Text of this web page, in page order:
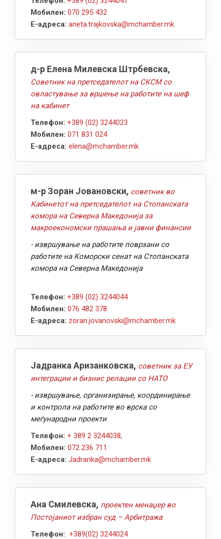
Мобилен: 070 295 432
Е-адреса: aneta.trajkovska@mchamber.mk
д-р Елена Милевска Штрбевска,
Советник на претседателот на СКСМ со
овластување за вршење на работите на шеф
на кабинет
Телефон: +389 (02) 3244023
Мобилен: 071 831 024
Е-адреса: elena@mchamber.mk
м-р Зоран Јовановски, советник во
Кабинетот на претседателот на Стопанската
комора на Северна Македонија за
макроекономски прашања и јавни финансии
- извршување на работите поврзани со
работите на Коморски сенат на Стопанската
комора на Северна Македонија
Телефон: +389 (02) 3244044
Мобилен: 076 482 378
Е-адреса: zoran.jovanovski@mchamber.mk
Јадранка Аризанковска, советник за ЕУ
интеграции и бизнис релации со НАТО
- извршување, организирање, координирање
и контрола на работите во врска со
меѓународни проекти
Телефон: + 389 2 3244038,
Мобилен: 072 236 711
Е-адреса: Jadranka@mchamber.mk
Ана Смилевска, проектен менаџер во
Постојаниот избран суд – Арбитража
Телефон: +389(02) 3244024